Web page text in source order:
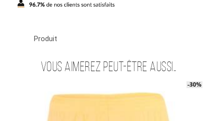
Produit
Vous aimerez peut-être aussi…
-40%
-30%